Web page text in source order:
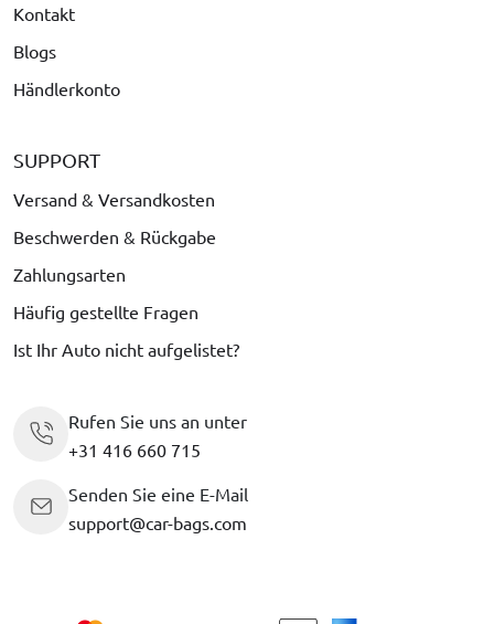
Kontakt
Blogs
Händlerkonto
SUPPORT
Versand & Versandkosten
Beschwerden & Rückgabe
Zahlungsarten
Häufig gestellte Fragen
Ist Ihr Auto nicht aufgelistet?
Rufen Sie uns an unter
+31 416 660 715
Senden Sie eine E-Mail
support@car-bags.com